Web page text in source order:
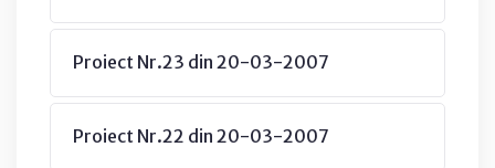
Proiect Nr.23 din 20-03-2007
Proiect Nr.22 din 20-03-2007